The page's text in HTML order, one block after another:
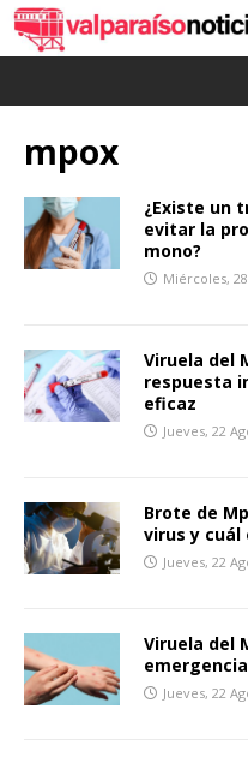
mpox
¿Existe un
evitar la
mono?
Miércoles,
Viruela del
respuesta
eficaz
Jueves, 22
Brote de
virus y cuál
Jueves, 22
Viruela del
Jueves, 22